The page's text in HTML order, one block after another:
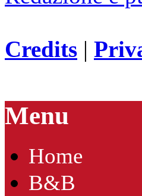
Credits |
Menu
Home
B&B